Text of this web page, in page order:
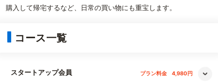
購入して帰宅するなど、日常の買い物にも重宝します。
コース一覧
スタートアップ会員 プラン料金 4,980円